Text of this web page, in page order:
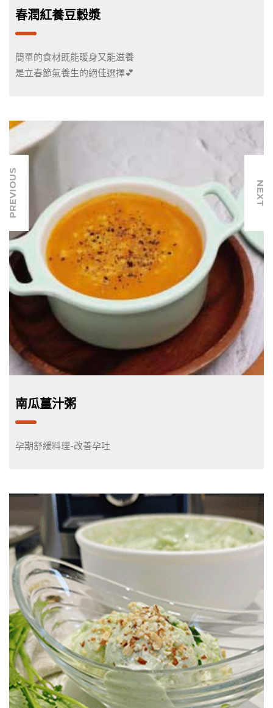
春潤紅養豆穀漿
簡單的食材既能暖身又能滋養
是立春節氣養生的絕佳選擇💕
南瓜薑汁粥
孕期舒緩料理-改善孕吐
PREVIOUS NEXT